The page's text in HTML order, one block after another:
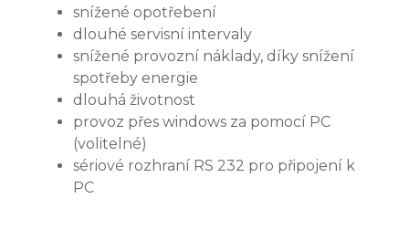
snížené opotřebení
dlouhé servisní intervaly
snížené provozní náklady, díky snížení
spotřeby energie
dlouhá životnost
provoz přes windows za pomocí PC
(volitelné)
sériové rozhraní RS 232 pro připojení k
PC